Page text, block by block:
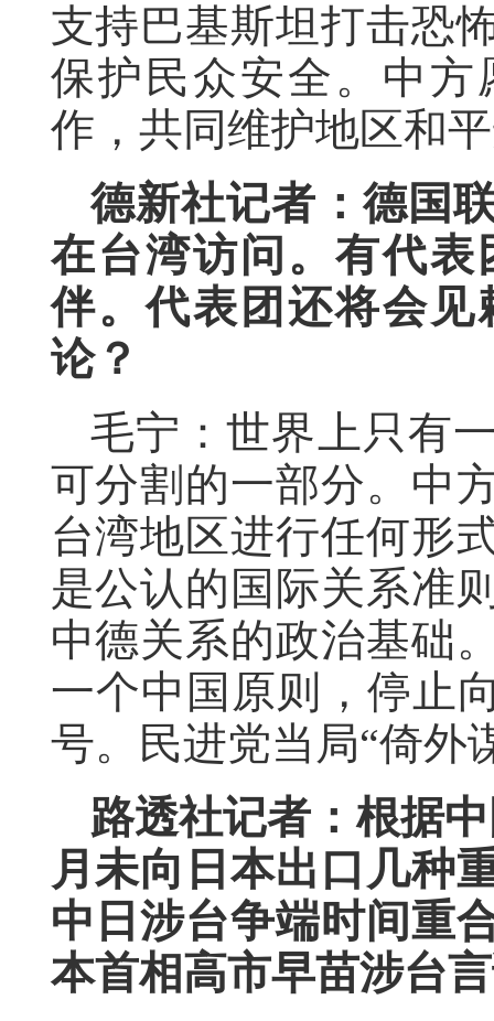
支持巴基斯坦打击恐
保护民众安全。中
作，共同维护地区和
德新社记者：德国
在台湾访问。有代
伴。代表团还将会
论？
毛宁：世界上只有
可分割的一部分。中
台湾地区进行任何形
是公认的国际关系准
中德关系的政治基础
一个中国原则，停止
号。民进党当局“倚外
路透社记者：根据
月未向日本出口几种
中日涉台争端时间重
本首相高市早苗涉台